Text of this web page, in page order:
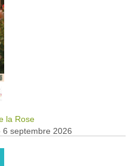
la Rose
6 septembre 2026